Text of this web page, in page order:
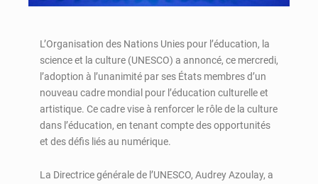
L’Organisation des Nations Unies pour l’éducation, la
science et la culture (UNESCO) a annoncé, ce mercredi,
l’adoption à l’unanimité par ses États membres d’un
nouveau cadre mondial pour l’éducation culturelle et
artistique. Ce cadre vise à renforcer le rôle de la culture
dans l’éducation, en tenant compte des opportunités
et des défis liés au numérique.
La Directrice générale de l’UNESCO, Audrey Azoulay, a